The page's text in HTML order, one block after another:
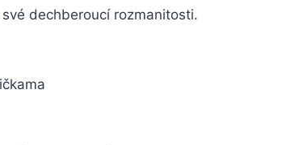
dechberoucí rozmanitosti.